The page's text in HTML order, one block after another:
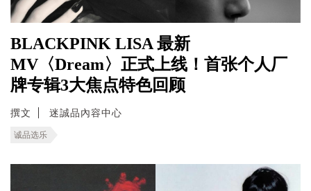
BLACKPINK LISA 最新
MV〈Dream〉正式上线！首张个人厂
牌专辑3大焦点特色回顾
撰文 迷誠品內容中心
诚品选乐